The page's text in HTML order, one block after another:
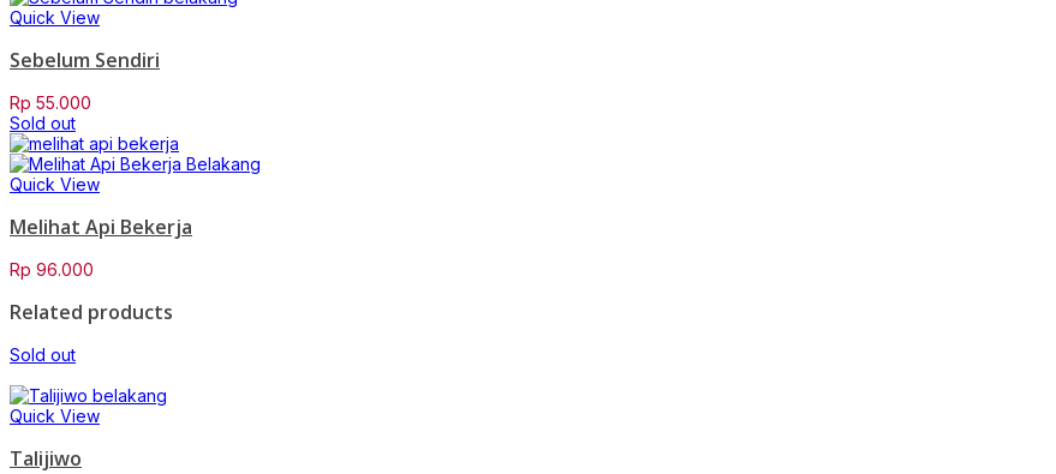
Quick View
Sebelum Sendiri
Rp 55.000
Sold out
Quick View
Melihat Api Bekerja
Rp 96.000
Related products
Sold out
Quick View
Talijiwo